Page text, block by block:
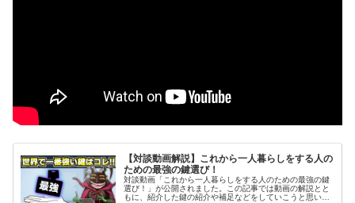
【対談動画解説】これから一人暮らしをする人の
ための最強の鍵選び！
対談動画「これから一人暮らしをする人のための最強の鍵
選び！」が公開されました。この記事では動画の解説とと
もに、紹介した鍵の紹介や補足などをしていこうと思いま